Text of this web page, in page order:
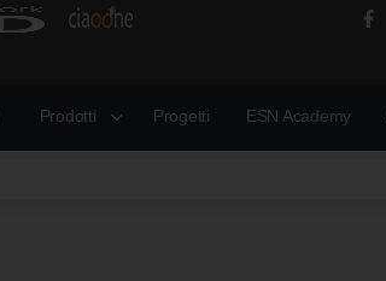
Prodotti Progetti ESN Academy